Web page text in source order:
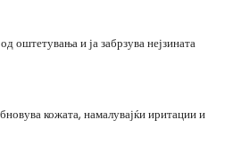
оштетувања и ја забрзува нејзината
кожата, намалувајќи иритации и